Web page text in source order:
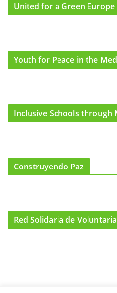
United for a Green Europe
Youth for Peace in the
Inclusive Schools through
Construyendo Paz
Red Solidaria de